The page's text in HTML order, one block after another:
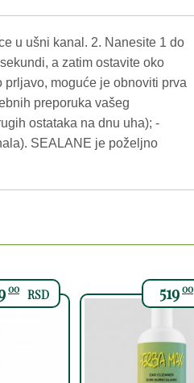
u ušni kanal. 2. Nanesite 1 do
a zatim ostavite oko
prljavo, moguće je obnoviti prva
preporuka vašeg
ostataka na dnu uha); -
SEALANE je poželjno
00 RSD 51900